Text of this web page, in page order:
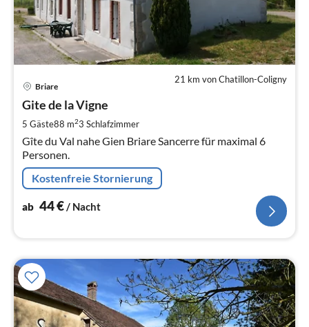
21 km von Chatillon-Coligny
Briare
Gite de la Vigne
5 Gäste88 m23 Schlafzimmer
Gîte du Val nahe Gien Briare Sancerre für maximal 6
Personen.
Kostenfreie Stornierung
ab 44€/ Nacht